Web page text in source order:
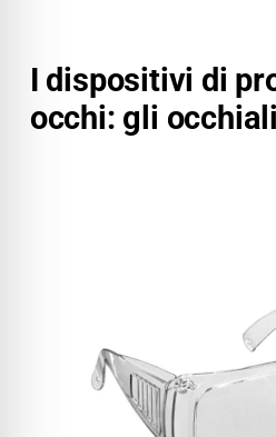
I dispositivi di
occhi: gli